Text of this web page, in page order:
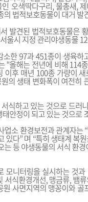
오색딱다구리, 물총새,
법적보호동물이 대거 발
발견된 법적보호동물은
울시 지정 관리야생동물
한 97과 451종이 생육하
"올해는 전년에 비해 114
후 매년 100종 가량이
의 생태 변화폭이 여전히
식하고 있는 것으로 드러
안정이 되고 있는 것으로
소 환경보전과 관계자는
있다” 며 “특히 생태계 복
등 야생동물의 서식 환
모니터링을 실시하는 것
식환경개선, 맹금류, 뱀
사면지역의 맹꽁이와